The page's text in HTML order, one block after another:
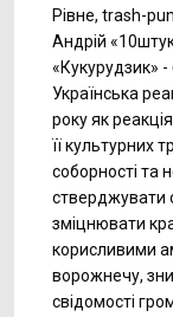
Рівне, trash-
Андрій
«Кукурудзик»
Українська
року як
її культурних
соборності та
стверджувати
зміцнювати
корисливими
ворожнечу,
свідомості